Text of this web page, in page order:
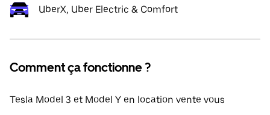
UberX, Uber Electric & Comfort
Comment ça fonctionne ?
Tesla Model 3 et Model Y en location vente vous